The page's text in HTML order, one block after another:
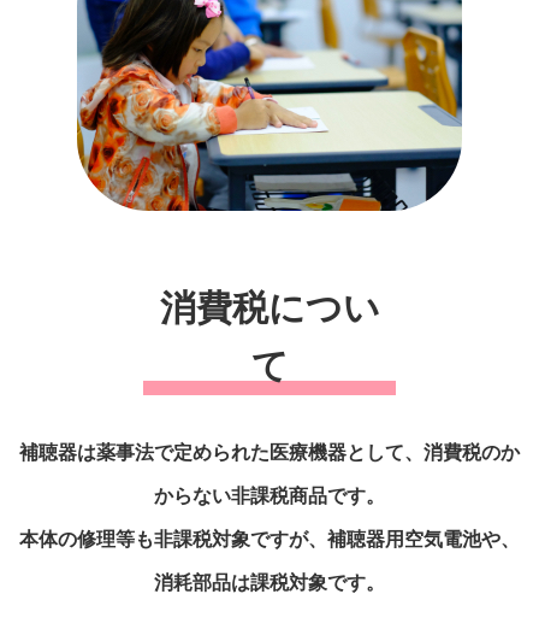
消費税につい
て
補聴器は薬事法で定められた医療機器として、 消費税のか
からない非課税商品です。
本体の修理等も非課税対象ですが、 補聴器用空気電池や、
消耗部品は課税対象です。